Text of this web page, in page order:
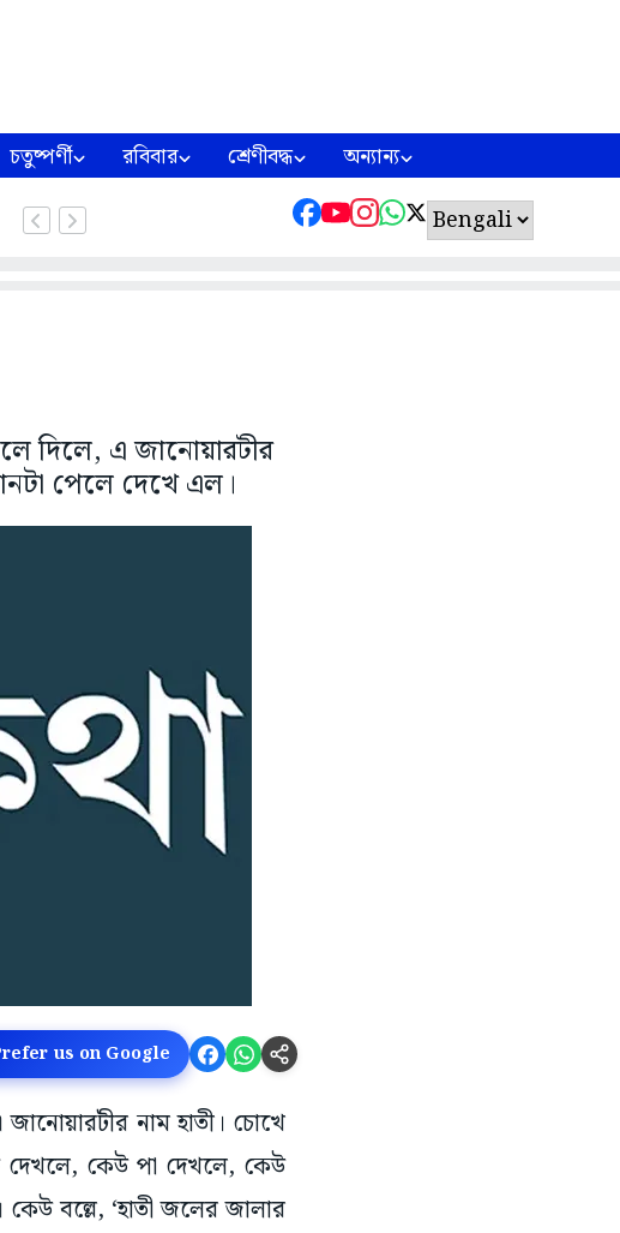
চতুষ্পর্ণী রবিবার শ্রেণীবদ্ধ অন্যান্য
দিলে, এ জানোয়ারটীর
পেলে দেখে এল।
us on Google
নাম হাতী। চোখে
দেখলে, কেউ পা দেখলে, কেউ
বল্লে, ‘হাতী জলের জালার